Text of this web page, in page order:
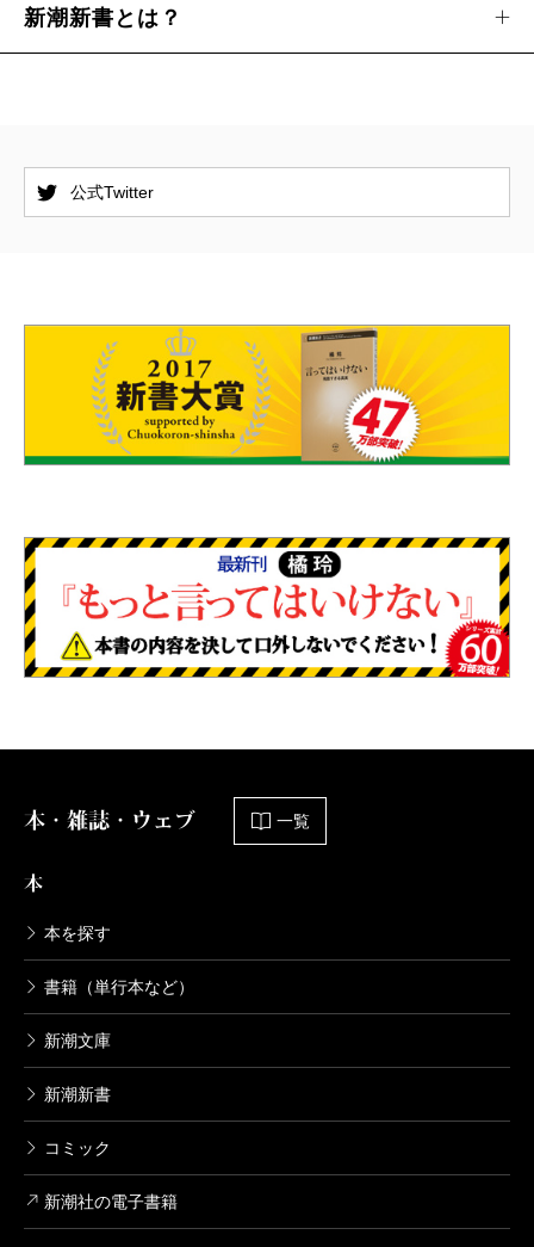
新潮新書とは？
公式Twitter
本・雑誌・ウェブ 一覧
本
本を探す
書籍（単行本など）
新潮文庫
新潮新書
コミック
新潮社の電子書籍